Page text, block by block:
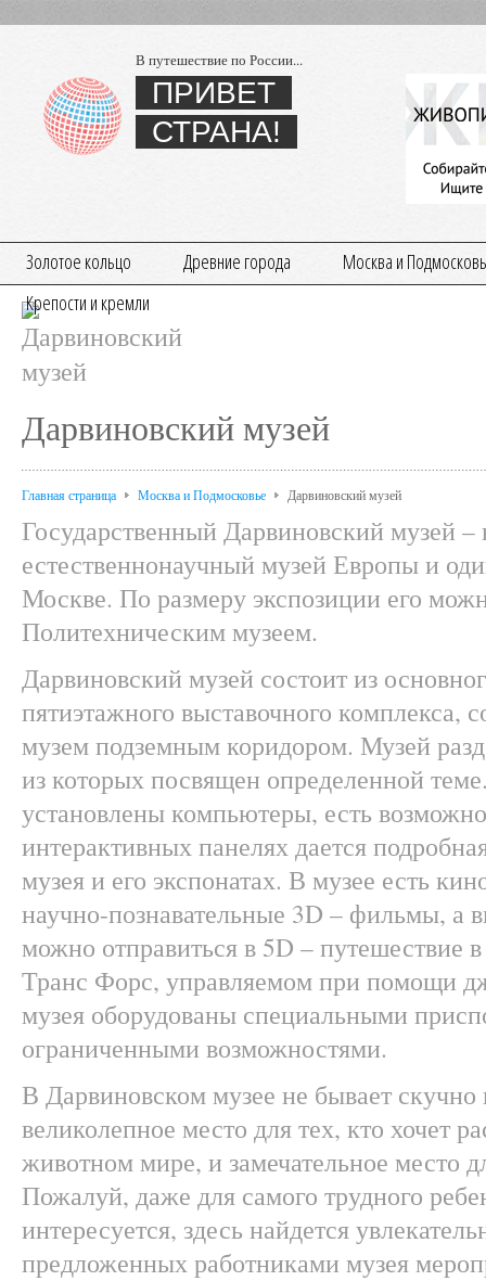
В путешествие по России...
ПРИВЕТ
СТРАНА!
Золотое кольцо Древние города
Москва и
Крепости и кремли
Дарвиновский музей
Главная страница Москва и Подмосковье Дарвиновский музей
Государственный Дарвиновский музей
естественнонаучный музей Европы и
Москве. По размеру экспозиции его
Политехническим музеем.
Дарвиновский музей состоит из
пятиэтажного выставочного комплекса,
музем подземным коридором. Музей
из которых посвящен определенной
установлены компьютеры, есть
интерактивных панелях дается
музея и его экспонатах. В музее есть
научно-познавательные 3D – фильмы, а
можно отправиться в 5D – путешествие
Транс Форс, управляемом при помощи
музея оборудованы специальными
ограниченными возможностями.
В Дарвиновском музее не бывает
великолепное место для тех, кто хочет
животном мире, и замечательное место
Пожалуй, даже для самого трудного
интересуется, здесь найдется
предложенных работниками музея